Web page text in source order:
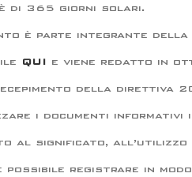
di 365 giorni solari.
è parte integrante della
QUI e viene redatto in
della direttiva
i documenti
al significato, all’utilizzo
possibile registrare in